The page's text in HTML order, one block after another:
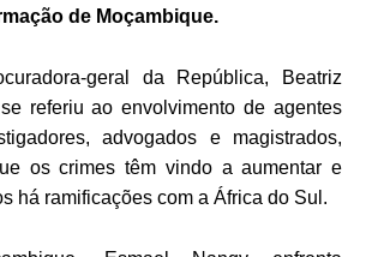
de Moçambique.
geral da República, Beatriz
referiu ao envolvimento de agentes
advogados e magistrados,
os crimes têm vindo a aumentar e
há ramificações com a África do Sul.